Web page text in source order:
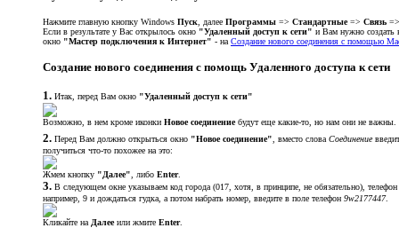
Нажмите главную кнопку Windows Пуск , далее Программы => Стандартные=> Связь
Если в результате у Вас открылось окно "Удаленный доступ к сети" и Вам нужно создать
окно "Мастер подключения к Интернет" - на Создание нового соединения с помощью
Создание нового соединения с помощь Удаленного доступа к сети
1. Итак, перед Вам окно "Удаленный доступ к сети"
Возможно, в нем кроме иконки Новое соединениебудут еще какие-то, но нам они не важны.
2. Перед Вам должно открыться окно "Новое соединение" , вместо слова Соединение
получиться что-то похожее на это:
Жмем кнопку "Далее" , либо Enter.
3. В следующем окне указываем код города (017, хотя, в принципе, не обязательно),
например, 9 и дождаться гудка, а потом набрать номер, введите в поле телефон 9w2177447.
Кликайте на Далееили жмите Enter.